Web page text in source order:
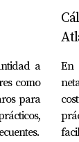
cumplir
a
como
para
En